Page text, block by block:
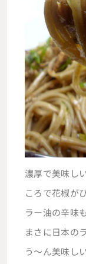
濃厚で美味し
ころで花椒が
ラー油の辛味
まさに日本の
う～ん美味し